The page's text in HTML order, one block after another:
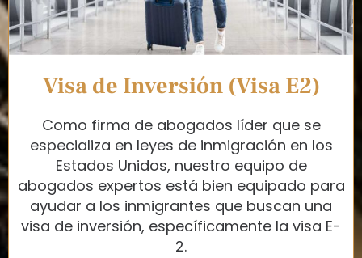
Visa de Inversión (Visa E2)
Como firma de abogados líder que se
especializa en leyes de inmigración en los
Estados Unidos, nuestro equipo de
abogados expertos está bien equipado para
ayudar a los inmigrantes que buscan una
visa de inversión, específicamente la visa E-
2.